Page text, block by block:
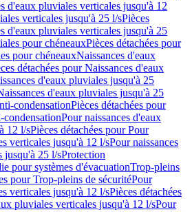
d'eaux pluviales verticales jusqu'à 12
verticales jusqu'à 25 l/sPièces
d'eaux pluviales verticales jusqu'à 25
pour chéneauxPièces détachées pour
pour chéneauxNaissances d'eaux
détachées pour Naissances d'eaux
d'eaux pluviales jusqu'à 25
d'eaux pluviales jusqu'à 25
condensationPièces détachées pour
condensationPour naissances d'eaux
12 l/sPièces détachées pour Pour
verticales jusqu'à 12 l/sPour naissances
jusqu'à 25 l/sProtection
pour systèmes d'évacuationTrop-pleins
pour Trop-pleins de sécuritéPour
verticales jusqu'à 12 l/sPièces détachées
pluviales verticales jusqu'à 12 l/sPour